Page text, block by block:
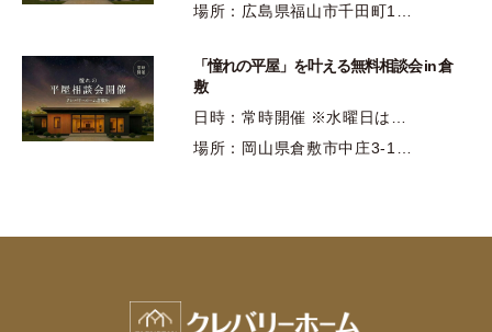
場所：広島県福山市千田町1…
「憧れの平屋」を叶える無料相談会 in 倉
敷
日時：常時開催 ※水曜日は…
場所：岡山県倉敷市中庄3-1…